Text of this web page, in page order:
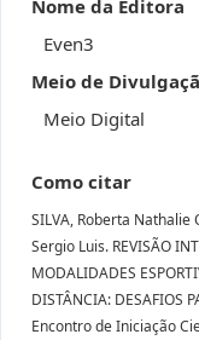
Nome da Editora
Even3
Meio de
Meio Digital
Como citar
SILVA, Roberta Nathalie
Sergio Luis. REVISÃO
MODALIDADES
DISTÂNCIA: DESAFIOS
Encontro de Iniciação